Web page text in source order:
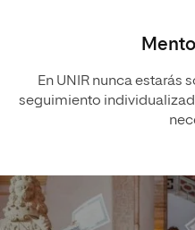
En UNIR nunca estarás
seguimiento